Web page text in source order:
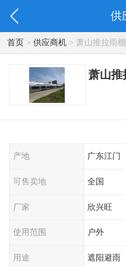
供
首页> 供应商机> 萧山推拉雨
萧山推
产地 广东江门
可售卖地 全国
厂家 欣兴旺
使用范围 户外
用途 遮阳避雨